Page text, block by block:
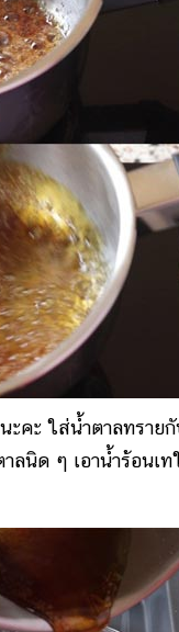
คะ ใส่น้ำตาลทราย
ลนิด ๆ เอาน้ำร้อนเท